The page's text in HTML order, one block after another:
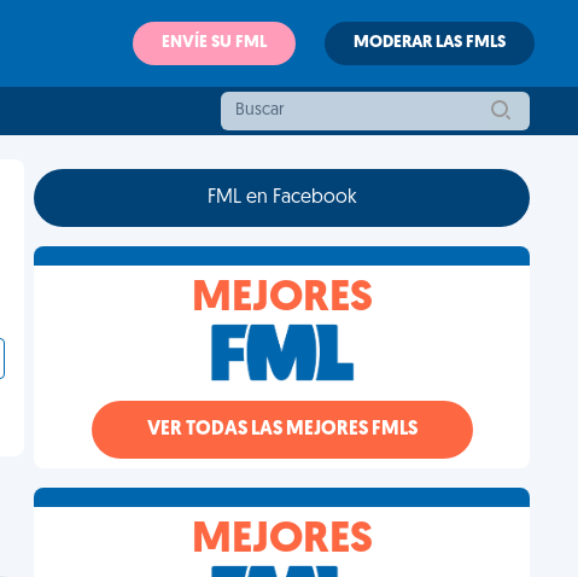
ENVÍE SU FML MODERAR LAS FMLS
FML en Facebook
MEJORES
VER TODAS LAS MEJORES FMLS
MEJORES